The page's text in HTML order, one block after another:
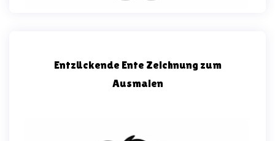
Entzückende Ente Zeichnung zum
Ausmalen